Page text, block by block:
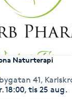
Naturterapi
41,
18:00, tis 25 aug.